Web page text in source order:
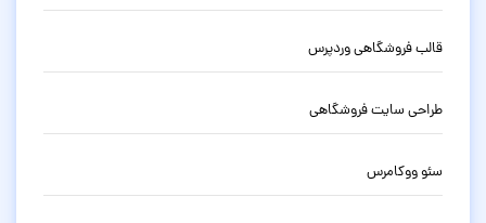
قالب فروشگاهی وردپرس
طراحی سایت فروشگاهی
سئو ووکامرس